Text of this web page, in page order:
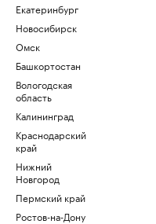
Екатеринбург
Новосибирск
Омск
Башкортостан
Вологодская
область
Калининград
Краснодарский
край
Нижний
Новгород
Пермский край
Ростов-на-Дону